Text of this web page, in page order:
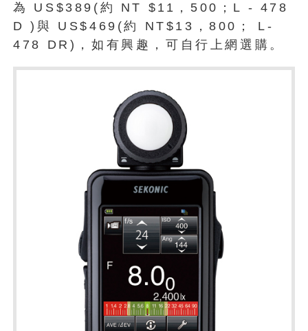
為 US$389(約 NT $11，500；L - 478
D )與 US$469(約 NT$13，800； L-
478 DR)，如有興趣，可自行上網選購。